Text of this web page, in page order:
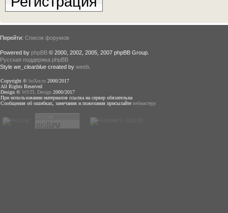
Перейти: Список форумов
Powered by phpBB © 2000, 2002, 2005, 2007 phpBB Group.
Русская поддержка phpBB
Style we_clearblue created by weeb
Copyright © boXer.ru 2000/2017
All Rights Reserved
Design © WSTL Design 2000/2017
При использовании материалов ссылка на сервер обязательна
Сообщения об ошибках, замечания и пожелания присылайте вебмастеру